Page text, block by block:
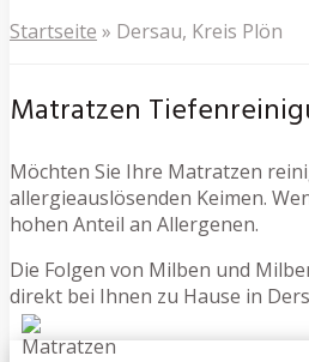
Startseite » Dersau, Kreis Plön
Matratzen
Möchten Sie Ihre Matratzen
allergieauslösenden Keimen.
hohen Anteil an Allergenen.
Die Folgen von Milben und
direkt bei Ihnen zu Hause in